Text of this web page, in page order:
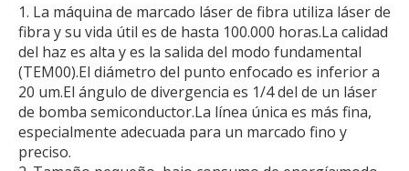
1. La máquina de marcado láser de fibra utiliza láser de
fibra y su vida útil es de hasta 100.000 horas.La calidad
del haz es alta y es la salida del modo fundamental
(TEM00).El diámetro del punto enfocado es inferior a
20 um.El ángulo de divergencia es 1/4 del de un láser
de bomba semiconductor.La línea única es más fina,
especialmente adecuada para un marcado fino y
preciso.